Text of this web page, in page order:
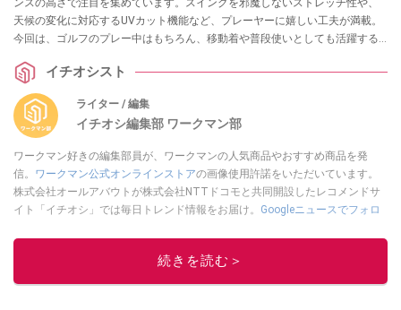
天候の変化に対応するUVカット機能など、プレーヤーに嬉しい工夫が満載。
今回は、ゴルフのプレー中はもちろん、移動着や普段使いとしても活躍する
イチオシスト
ライター / 編集
イチオシ編集部 ワークマン部
ワークマン好きの編集部員が、ワークマンの人気商品やおすすめ商品を発
信。 ワークマン公式オンラインストアの画像使用許諾をいただいています。
株式会社オールアバウトが株式会社NTTドコモと共同開設したレコメンドサ
イト「イチオシ」では毎日トレンド情報をお届け。 Googleニュースでフォロ
このイチオシストの他の記事を読む
続きを読む＞